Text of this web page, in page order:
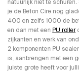
natuurlijk niet te
je de Beton Cire nog
400 en zelfs 1000 de
en dan met een PU roller
zijkanten en werk van
2 komponenten PU
is, aanbrengen met een
juiste grote heeft voor